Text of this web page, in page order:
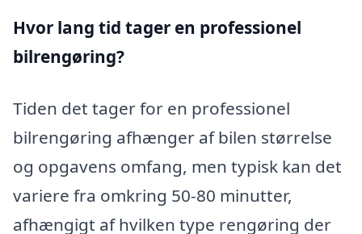
Hvor lang tid tager en professionel
bilrengøring?
Tiden det tager for en professionel
bilrengøring afhænger af bilen størrelse
og opgavens omfang, men typisk kan det
variere fra omkring 50-80 minutter,
afhængigt af hvilken type rengøring der